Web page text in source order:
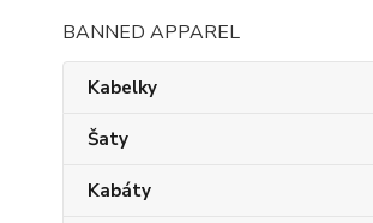
BANNED APPAREL
Kabelky
Šaty
Kabáty